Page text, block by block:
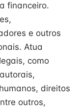
financeiro.
e outros
Atua
como
direitos
outros,